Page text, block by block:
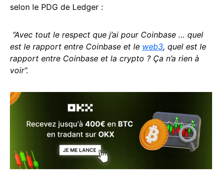
selon le PDG de Ledger :
“Avec tout le respect que j’ai pour Coinbase … quel
est le rapport entre Coinbase et le web3, quel est le
rapport entre Coinbase et la crypto ? Ça n’a rien à
voir”.